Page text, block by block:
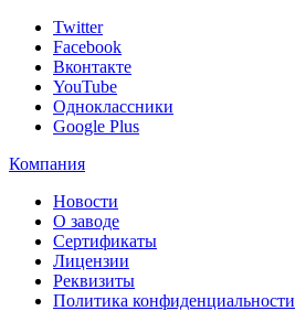
Twitter
Facebook
Вконтакте
YouTube
Одноклассники
Google Plus
Компания
Новости
О заводе
Сертификаты
Лицензии
Реквизиты
Политика конфиденциальности